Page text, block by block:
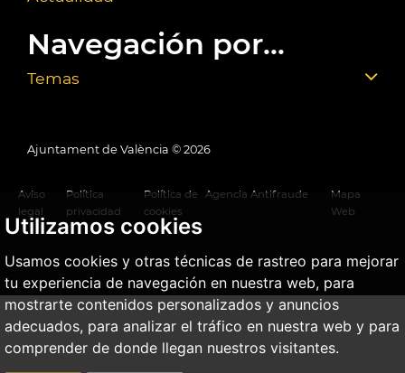
Utilizamos cookies
Usamos cookies y otras técnicas de rastreo para mejorar
tu experiencia de navegación en nuestra web, para
mostrarte contenidos personalizados y anuncios
adecuados, para analizar el tráfico en nuestra web y para
comprender de donde llegan nuestros visitantes.
Navegación por...
Temas
Ajuntament de València © 2026
Aviso
legal
Política
privacidad
Política de
cookies
Agencia Antifraude
Mapa
Web